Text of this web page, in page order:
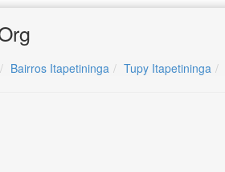
Bairros Itapetininga Tupy Itapetininga